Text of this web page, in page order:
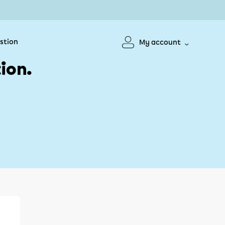
My account